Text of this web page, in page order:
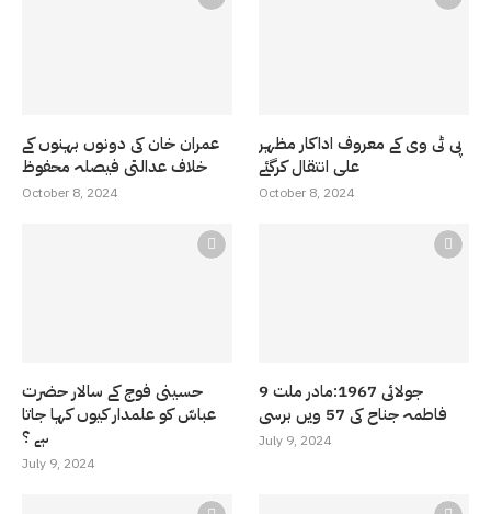
عمران خان کی دونوں بہنوں کے
خلاف عدالتی فیصلہ محفوظ
October 8, 2024
پی ٹی وی کے معروف اداکار مظہر
علی انتقال کرگئے
October 8, 2024
حسینی فوج کے سالار حضرت
عباسّ کو علمدار کیوں کہا جاتا
ہے ؟
July 9, 2024
9 جولائی 1967:مادر ملت
فاطمہ جناح کی 57 ویں برسی
July 9, 2024